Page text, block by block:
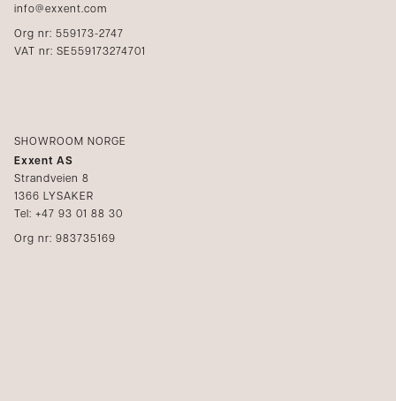
info@exxent.com
Org nr: 559173-2747
VAT nr: SE559173274701
SHOWROOM NORGE
Exxent AS
Strandveien 8
1366 LYSAKER
Tel: +47 93 01 88 30
Org nr: 983735169